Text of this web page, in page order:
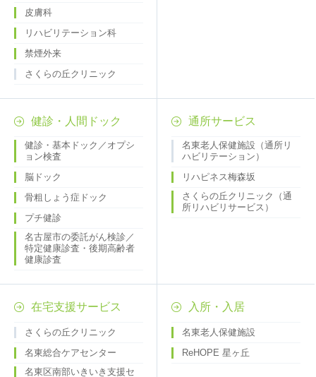
皮膚科
リハビリテーション科
禁煙外来
さくらの丘クリニック
健診・人間ドック
健診・基本ドック／オプシ
ョン検査
脳ドック
骨粗しょう症ドック
プチ健診
名古屋市の委託がん検診／
特定健康診査・後期高齢者
健康診査
通所サービス
名東老人保健施設（通所リ
ハビリテーション）
リハピネス梅森坂
さくらの丘クリニック（通
所リハビリサービス）
在宅支援サービス
さくらの丘クリニック
名東総合ケアセンター
名東区南部いきいき支援セ
入所・入居
名東老人保健施設
ReHOPE 星ヶ丘